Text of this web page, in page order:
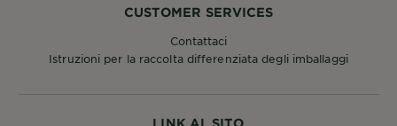
LINK AL SITO
CUSTOMER SERVICES
Contattaci
Istruzioni per la raccolta differenziata degli imballaggi